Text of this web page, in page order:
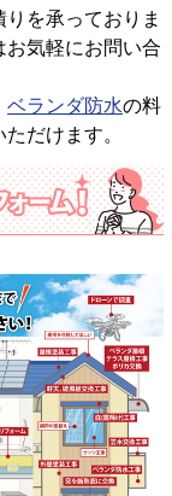
を承っておりま
気軽にお問い合
ベランダ防水の料
だけます。